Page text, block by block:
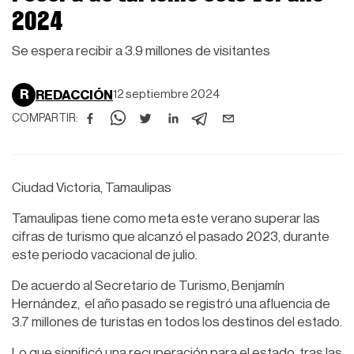
2024
Se espera recibir a 3.9 millones de visitantes
R REDACCIÓN 12 septiembre 2024
COMPARTIR:
Ciudad Victoria, Tamaulipas
Tamaulipas tiene como meta este verano superar las
cifras de turismo que alcanzó el pasado 2023, durante
este periodo vacacional de julio.
De acuerdo al Secretario de Turismo, Benjamín
Hernández, el año pasado se registró una afluencia de
3.7 millones de turistas en todos los destinos del estado.